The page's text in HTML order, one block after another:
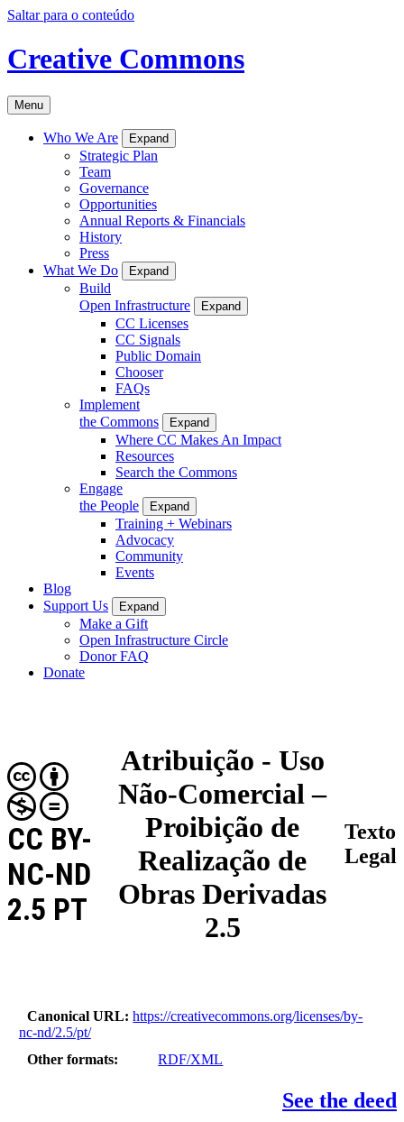
Saltar para o conteúdo
Creative Commons
Menu
Who We Are Expand
Strategic Plan
Team
Governance
Opportunities
Annual Reports & Financials
History
Press
What We Do
Expand
Build
Open Infrastructure
Expand
CC Licenses
CC Signals
Public Domain
Chooser
FAQs
Implement
the Commons
Expand
Where CC Makes An Impact
Resources
Search the Commons
Engage
the People
Expand
Training + Webinars
Advocacy
Community
Events
Blog
Support Us
Expand
Make a Gift
Open Infrastructure Circle
Donor FAQ
Donate
Atribuição - Uso
Não-Comercial –
Proibição de
Realização de
Obras Derivadas
2.5
CC BY-
NC-ND
2.5 PT
Texto
Legal
Canonical URL
https://creativecommons.org/licenses/by-
nc-nd/2.5/pt/
Other formats
RDF/XML
See the deed